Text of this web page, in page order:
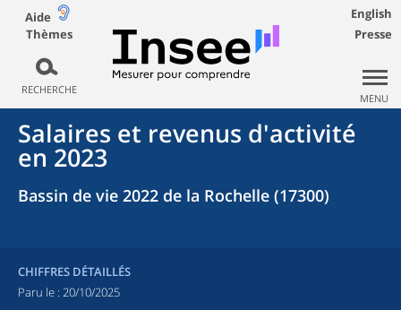
Aide
Thèmes
RECHERCHE
English
Presse
MENU
Salaires et revenus d'activité
en 2023
Bassin de vie 2022 de la Rochelle (17300)
CHIFFRES DÉTAILLÉS
Paru le : 20/10/2025